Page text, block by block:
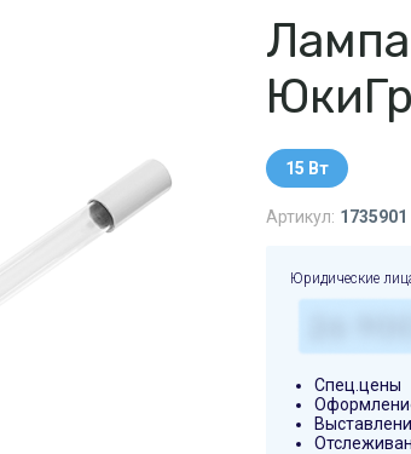
15 Вт
Артикул: 1735901
Юридические
Спец.цены